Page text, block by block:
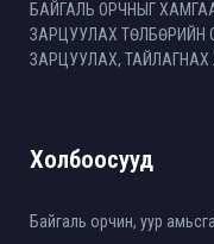
БАЙГАЛЬ ОРЧНЫГ
ЗАРЦУУЛАХ ТӨЛБӨРИЙН
ЗАРЦУУЛАХ,
Холбоосууд
Байгаль орчин, уур